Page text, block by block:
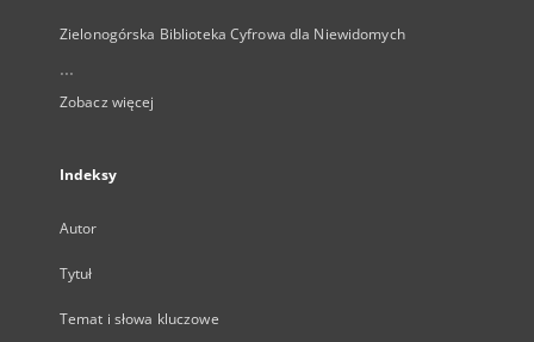
Zielonogórska Biblioteka Cyfrowa dla Niewidomych
...
Zobacz więcej
Indeksy
Autor
Tytuł
Temat i słowa kluczowe